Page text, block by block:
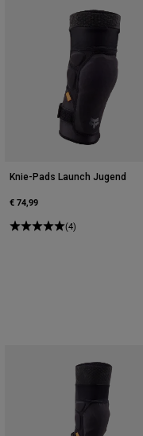
Knie-Pads Launch Jugend
€ 74,99
(4)